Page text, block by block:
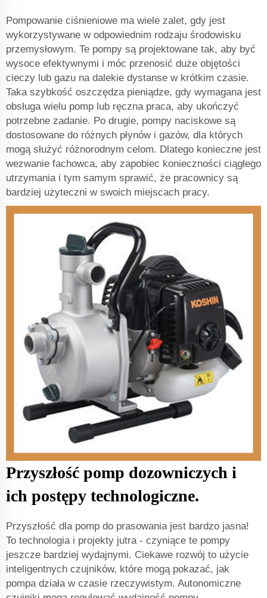
Pompowanie ciśnieniowe ma wiele zalet, gdy jest
wykorzystywane w odpowiednim rodzaju środowisku
przemysłowym. Te pompy są projektowane tak, aby być
wysoce efektywnymi i móc przenosić duże objętości
cieczy lub gazu na dalekie dystanse w krótkim czasie.
Taka szybkość oszczędza pieniądze, gdy wymagana jest
obsługa wielu pomp lub ręczna praca, aby ukończyć
potrzebne zadanie. Po drugie, pompy naciskowe są
dostosowane do różnych płynów i gazów, dla których
mogą służyć różnorodnym celom. Dlatego konieczne jest
wezwanie fachowca, aby zapobiec konieczności ciągłego
utrzymania i tym samym sprawić, że pracownicy są
bardziej użyteczni w swoich miejscach pracy.
Przyszłość pomp dozowniczych i
ich postępy technologiczne.
Przyszłość dla pomp do prasowania jest bardzo jasna!
To technologia i projekty jutra - czyniące te pompy
jeszcze bardziej wydajnymi. Ciekawe rozwój to użycie
inteligentnych czujników, które mogą pokazać, jak
pompa działa w czasie rzeczywistym. Autonomiczne